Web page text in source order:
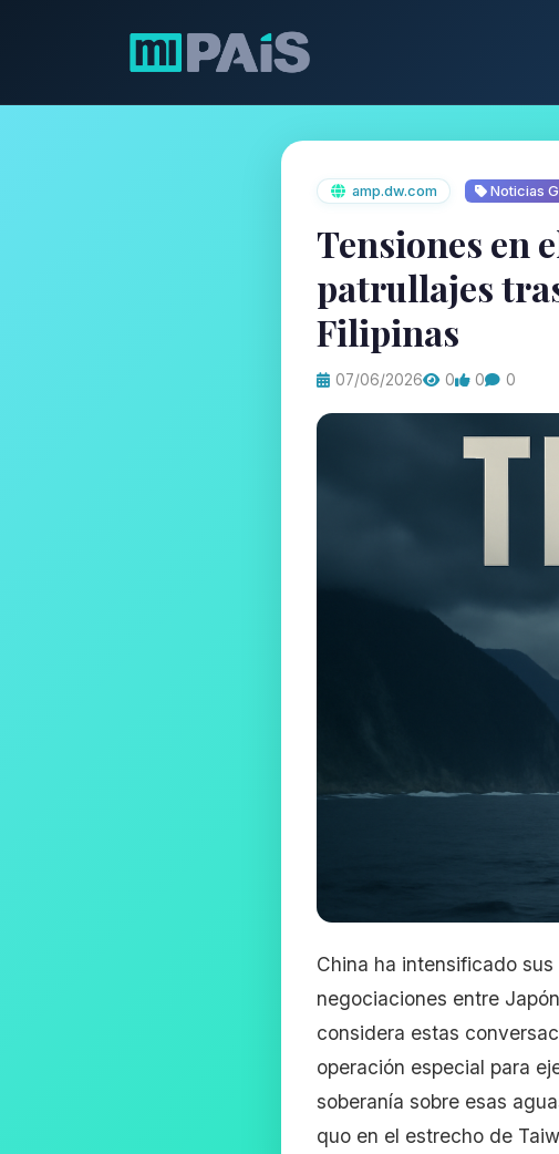
amp.dw.com Noticias
Tensiones en
patrullajes
Filipinas
07/06/2026 0 0 0
China ha intensificado
negociaciones entre
considera estas
operación especial para
soberanía sobre esas
quo en el estrecho de